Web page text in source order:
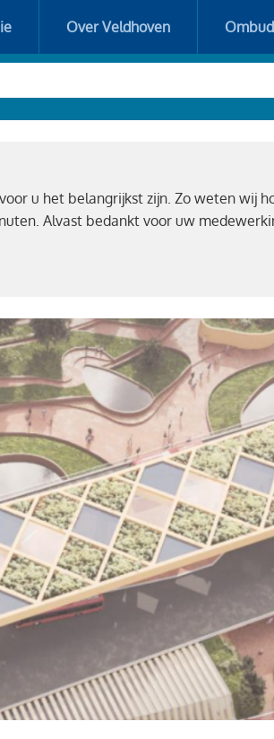
Over Veldhoven
u het belangrijkst zijn. Zo weten wij
Alvast bedankt voor uw